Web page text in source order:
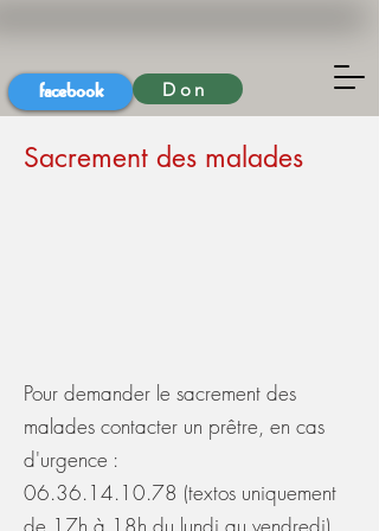
facebook Don
Sacrement des malades
Pour demander le sacrement des
malades contacter un prêtre, en cas
d'urgence :
06.36.14.10.78 (textos uniquement